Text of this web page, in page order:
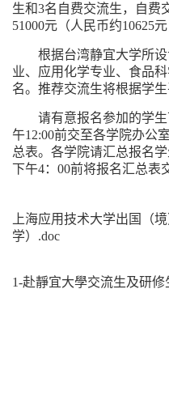
生和3名自费交流生，自费
51000元（人民币约10625
根据台湾静宜大学所
业、应用化学专业、食品
名。推荐交流生将根据学
请有意报名参加的学
午12:00前交至各学院办公
总表。各学院请汇总报名
下午4：00前将报名汇总表
上海应用技术大学出国（
学）.doc
1-赴靜宜大學交流生及研修
港澳台